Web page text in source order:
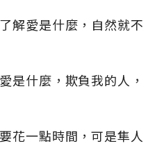
解愛是什麼，自然就不
是什麼，欺負我的人，
花一點時間，可是隼人